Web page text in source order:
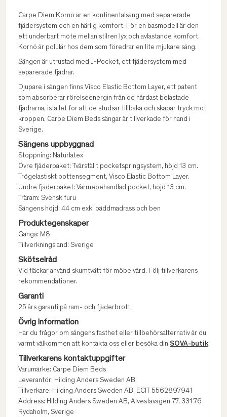
Carpe Diem Kornö är en kontinentalsäng med separerade
fjädersystem och en härlig komfort. För en basmodell är den
ett underbart möte mellan stilren lyx och avlastande komfort.
Kornö är polulär hos dem som föredrar en lite mjukare säng.
Sängen är utrustad med J-Pocket, ett fjädersystem med
separerade fjädrar.
Djupare i sängen finns Visco Elastic Bottom Layer, ett patent
som absorberar rörelseenergin från de hårdast belastade
fjädrarna, istället för att de studsar tillbaka och skapar tryck mot
kroppen. Carpe Diem Beds sängar är tillverkade för hand i
Sverige.
Sängens uppbyggnad
Stoppning: Naturlatex
Övre fjäderpaket: Tvärställt pocketspringsystem, höjd 13 cm.
Trögelastiskt bottensegment, Visco Elastic Bottom Layer.
Undre fjäderpaket: Värmebehandlad pocket, höjd 13 cm.
Träram: Svensk furu
Sängens höjd: 44 cm exkl bäddmadrass och ben
Produktegenskaper
Gänga: M8
Tillverkningsland: Sverige
Skötselråd
Vid fläckar använd skumtvätt för möbelvård. Följ tillverkarens
rekommendationer.
Garanti
25 års garanti på ram- och fjäderbrott.
Övrig information
Har du frågor om sängens fasthet eller tillbehörsalternativ är du
varmt välkommen att kontakta oss eller besöka din SOVA-butik
Tillverkarens kontaktuppgifter
Varumärke: Carpe Diem Beds
Leverantör: Hilding Anders Sweden AB
Tillverkare: Hilding Anders Sweden AB, ECIT 5562897941
Address: Hilding Anders Sweden AB, Alvestavägen 77, 331 76
Rydaholm, Sverige